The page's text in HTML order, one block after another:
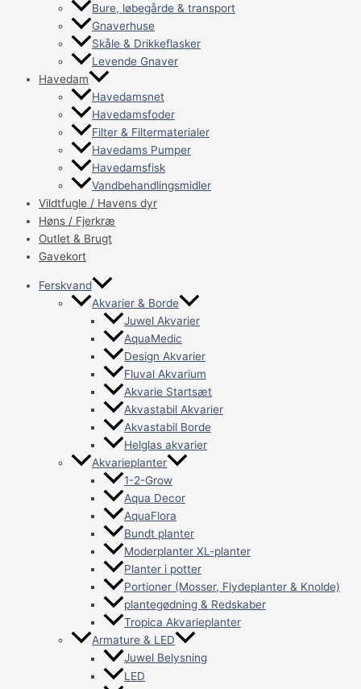
Bure, løbegårde & transport
Gnaverhuse
Skåle & Drikkeflasker
Levende Gnaver
Havedam
Havedamsnet
Havedamsfoder
Filter & Filtermaterialer
Havedams Pumper
Havedamsfisk
Vandbehandlingsmidler
Vildtfugle / Havens dyr
Høns / Fjerkræ
Outlet & Brugt
Gavekort
Ferskvand
Akvarier & Borde
Juwel Akvarier
AquaMedic
Design Akvarier
Fluval Akvarium
Akvarie Startsæt
Akvastabil Akvarier
Akvastabil Borde
Helglas akvarier
Akvarieplanter
1-2-Grow
Aqua Decor
AquaFlora
Bundt planter
Moderplanter XL-planter
Planter i potter
Portioner (Mosser, Flydeplanter & Knolde)
plantegødning & Redskaber
Tropica Akvarieplanter
Armature & LED
Juwel Belysning
LED